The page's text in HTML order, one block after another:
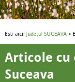
Ești aici: Județul SUCEAVA >
Articole cu
Suceava